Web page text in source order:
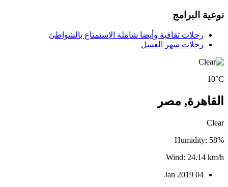
نوعية البرامج
رحلات ثقافية وأيضا شاملة الإستمتاع بالشواطئ
رحلات شهر العسل
10°C
القاهرة, مصر
Clear
Humidity: 58%
Wind: 24.14 km/h
04 Jan 2019